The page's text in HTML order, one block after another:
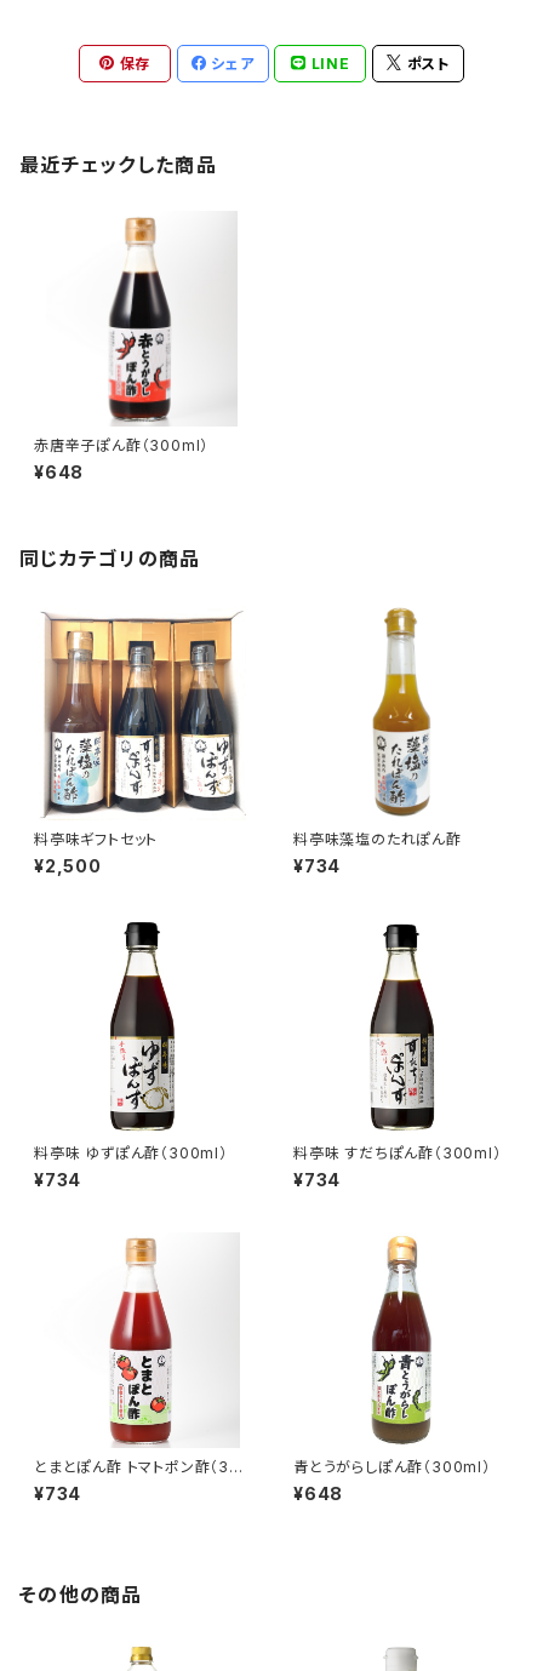
保存 シェア LINE ポスト
最近チェックした商品
赤唐辛子ぽん酢（300ml）
¥648
同じカテゴリの商品
料亭味ギフトセット
¥2,500
料亭味藻塩のたれぽん酢
¥734
料亭味 ゆずぽん酢（300ml）
¥734
料亭味 すだちぽん酢（300ml）
¥734
とまとぽん酢 トマトポン酢（30
0ml）
¥734
青とうがらしぽん酢（300ml）
¥648
その他の商品